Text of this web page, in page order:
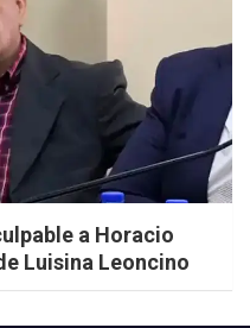
a Horacio
Luisina Leoncino